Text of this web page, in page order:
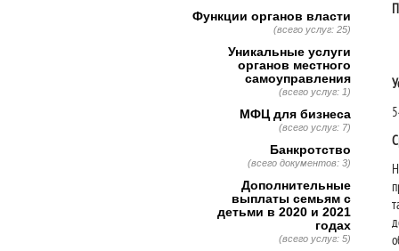
Функции органов власти
(всего услуг: 25)
Уникальные услуги
органов местного
самоуправления
(всего услуг: 1)
МФЦ для бизнеса
(всего услуг: 7)
Банкротство
(всего документов: 3)
Дополнительные
выплаты семьям с
детьми в 2020 и 2021
годах
(всего услуг: 5)